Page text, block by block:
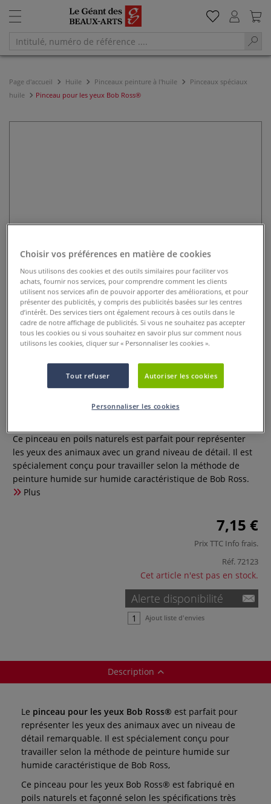
Page d'accueil Huile Pinceaux peinture à l'huile
Pinceaux spéciaux
huile
Pinceau pour les yeux Bob Ross®
Pinceau pour les yeux Bob Ross®
Ce pinceau en poils naturels est parfait pour représenter
les yeux des animaux avec un grand niveau de détail. Il est
spécialement conçu pour travailler selon la méthode de
peinture humide sur humide caractéristique de Bob Ross.
Plus
7,15 €
Prix TTC Info frais.
Réf.72123
Cet article n'est pas en stock.
Alerte disponibilité
Ajout liste d'envies
Description
Le pinceau pour les yeux Bob Ross® est parfait pour
représenter les yeux des animaux avec un niveau de
détail remarquable. Il est spécialement conçu pour
travailler selon la méthode de peinture humide sur
humide caractéristique de Bob Ross,
Ce pinceau pour les yeux Bob Ross® est fabriqué en
poils naturels et façonné selon les spécifications très
Choisir vos préférences en matière de cookies
Nous utilisons des cookies et des outils similaires pour faciliter vos
achats, fournir nos services, pour comprendre comment les clients
utilisent nos services afin de pouvoir apporter des améliorations, et pour
présenter des publicités, y compris des publicités basées sur les centres
d’intérêt. Des services tiers ont également recours à ces outils dans le
cadre de notre affichage de publicités. Si vous ne souhaitez pas accepter
tous les cookies ou si vous souhaitez en savoir plus sur comment nous
utilisons les cookies, cliquer sur « Personnaliser les cookies ».
Tout refuser Autoriser les cookies
Personnaliser les cookies